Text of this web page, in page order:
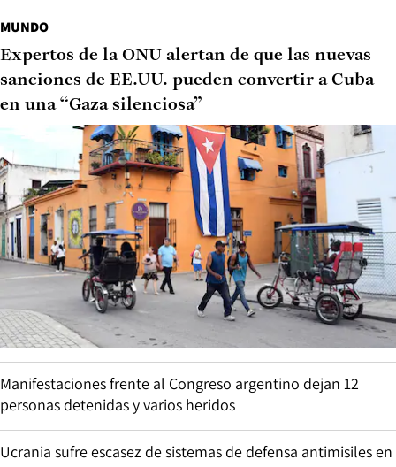
MUNDO
Expertos de la ONU alertan de que las nuevas
sanciones de EE.UU. pueden convertir a Cuba
en una “Gaza silenciosa”
Manifestaciones frente al Congreso argentino dejan 12
personas detenidas y varios heridos
Ucrania sufre escasez de sistemas de defensa antimisiles en